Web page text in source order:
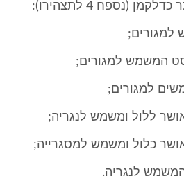
(נספח 4 לתצהירו):
למגורים;
המשמש למגורים;
למגורים;
ללול ומשמש לנגריה;
כלול ומשמש למסגרייה;
המשמש לנגריה.